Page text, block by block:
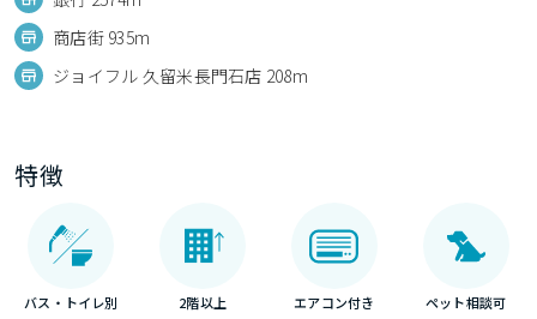
商店街 935m
ジョイフル 久留米長門石店 208m
特徴
バス・トイレ別 2階以上 エアコン付き ペット相談可